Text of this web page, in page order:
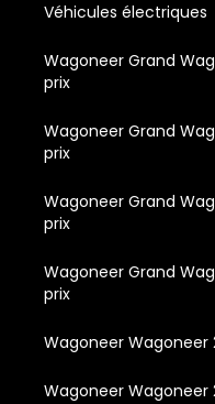
Véhicules électriques
Wagoneer Grand
prix
Wagoneer Grand
prix
Wagoneer Grand
prix
Wagoneer Grand
prix
Wagoneer
Wagoneer